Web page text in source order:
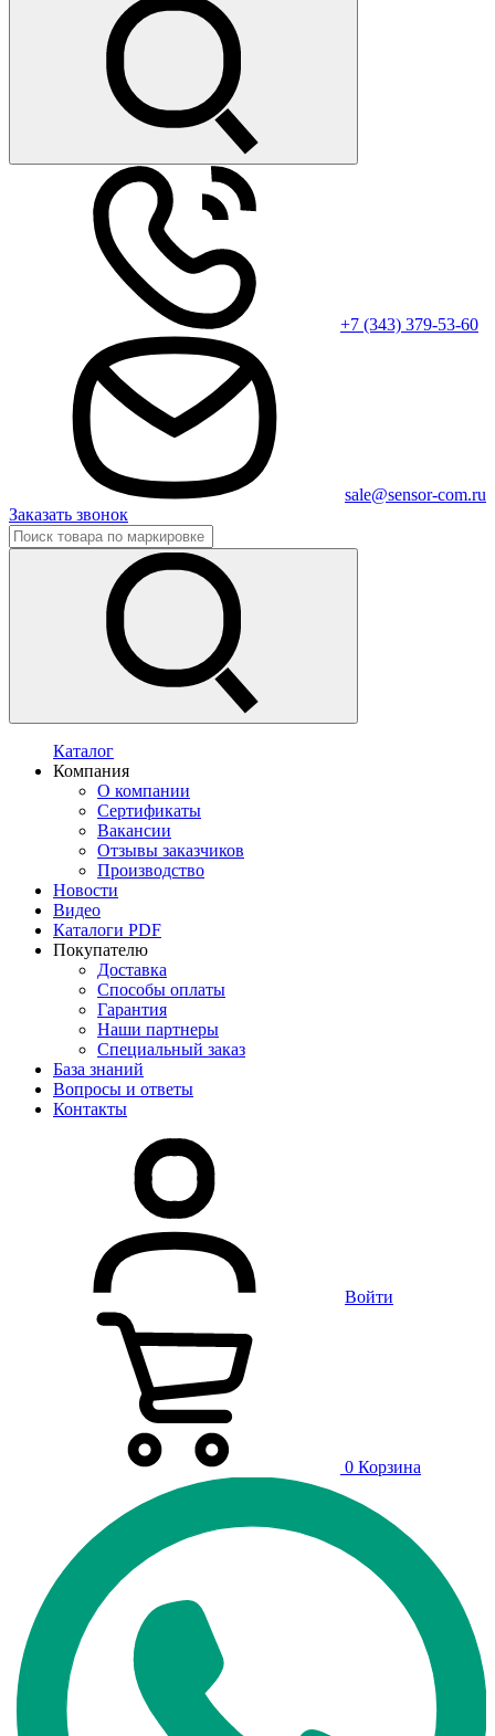
+7 (343) 379-53-60
sale@sensor-com.ru
Заказать звонок
Каталог
Компания
О компании
Сертификаты
Вакансии
Отзывы заказчиков
Производство
Новости
Видео
Каталоги PDF
Покупателю
Доставка
Способы оплаты
Гарантия
Наши партнеры
Специальный заказ
База знаний
Вопросы и ответы
Контакты
Войти
0 Корзина